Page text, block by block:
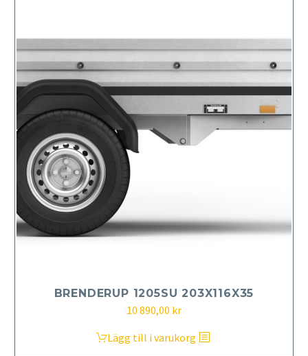
BRENDERUP 1205SU 203X116X35
10 890,00 kr
Lägg till i varukorg